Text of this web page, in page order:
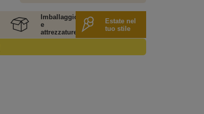
Imballaggio
e
attrezzature
Estate nel
tuo stile